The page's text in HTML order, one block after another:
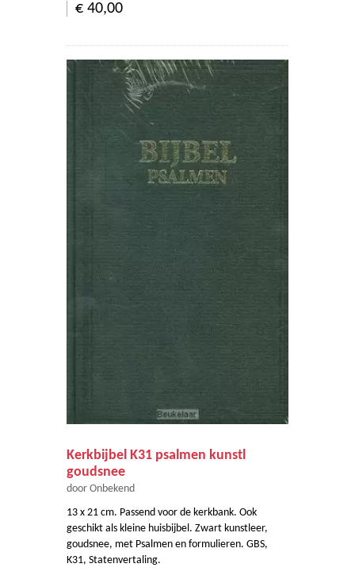
€ 40,00
Kerkbijbel K31 psalmen kunstl
goudsnee
door Onbekend
13 x 21 cm. Passend voor de kerkbank. Ook
geschikt als kleine huisbijbel. Zwart kunstleer,
goudsnee, met Psalmen en formulieren. GBS,
K31, Statenvertaling.